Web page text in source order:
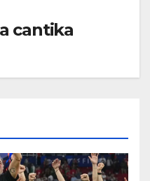
cantika